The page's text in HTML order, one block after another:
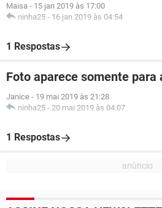
Maisa - 15 jan 2019 às 17:00
ninha25 - 16 jan 2019 às 04:54
1 Respostas
Foto aparece somente para
Janice - 19 mai 2019 às 21:28
ninha25 - 20 mai 2019 às 04:07
1 Respostas